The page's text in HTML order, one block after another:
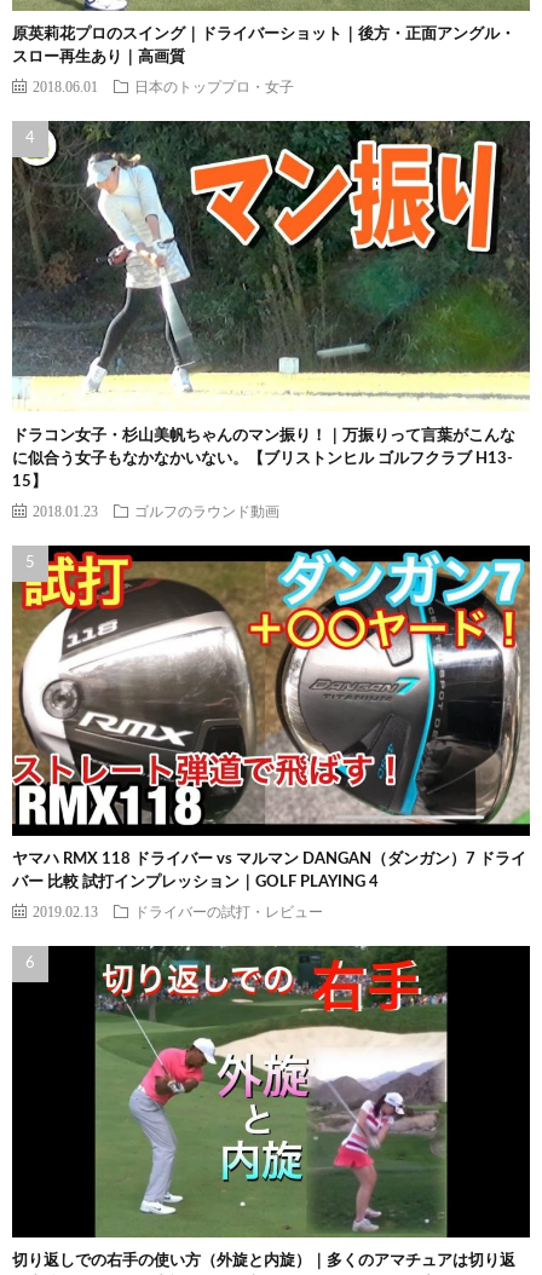
原英莉花プロのスイング｜ドライバーショット｜後方・正面アングル・
スロー再生あり｜高画質
2018.06.01 日本のトッププロ・女子
ドラコン女子・杉山美帆ちゃんのマン振り！｜万振りって言葉がこんな
に似合う女子もなかなかいない。【ブリストンヒル ゴルフクラブ H13-
15】
2018.01.23 ゴルフのラウンド動画
ヤマハ RMX 118 ドライバー vs マルマン DANGAN（ダンガン）7 ドライ
バー 比較 試打インプレッション｜GOLF PLAYING 4
2019.02.13 ドライバーの試打・レビュー
切り返しでの右手の使い方（外旋と内旋）｜多くのアマチュアは切り返